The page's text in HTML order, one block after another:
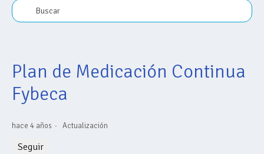
Comprar plan
Plan de Medicación Continua
Fybeca
hace 4 años Actualización
Seguir